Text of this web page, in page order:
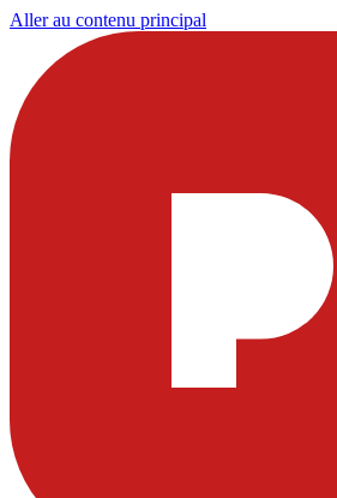
Aller au contenu principal